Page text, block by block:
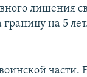
лишения
на 5
части.